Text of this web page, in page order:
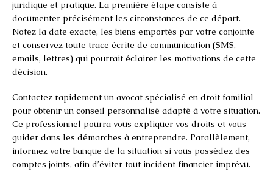
juridique et pratique. La première étape consiste à
documenter précisément les circonstances de ce départ.
Notez la date exacte, les biens emportés par votre conjointe
et conservez toute trace écrite de communication (SMS,
emails, lettres) qui pourrait éclairer les motivations de cette
décision.
Contactez rapidement un avocat spécialisé en droit familial
pour obtenir un conseil personnalisé adapté à votre situation.
Ce professionnel pourra vous expliquer vos droits et vous
guider dans les démarches à entreprendre. Parallèlement,
informez votre banque de la situation si vous possédez des
comptes joints, afin d’éviter tout incident financier imprévu.